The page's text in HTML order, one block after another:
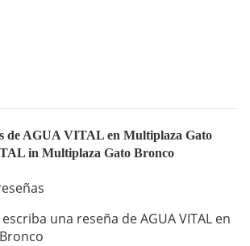
de AGUA VITAL en Multiplaza Gato
in Multiplaza Gato Bronco
una reseña de AGUA VITAL en